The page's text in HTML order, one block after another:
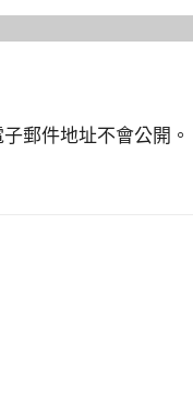
郵件地址不會公開。